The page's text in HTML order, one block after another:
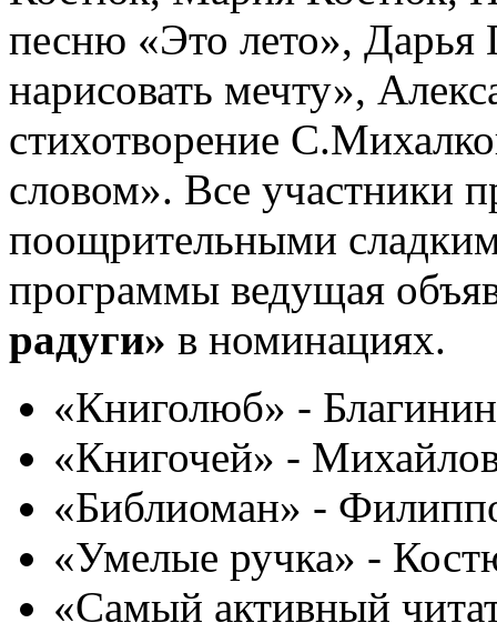
песню «Это лето», Дарья
нарисовать мечту»,
стихотворение
словом». Все участники
поощрительными
программы ведущая
радуги» в номинациях.
«Книголюб» -
«Книгочей» -
«Библиоман» -
«Умелые ручка» -
«Самый активный